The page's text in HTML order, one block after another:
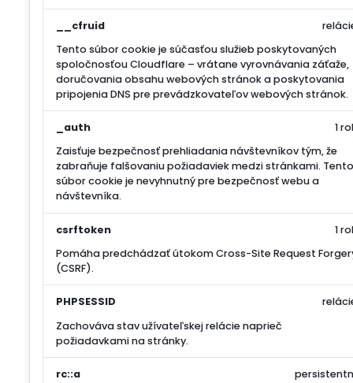
__cfruid
Tento súbor cookie je súčasťou služieb poskytovaných
spoločnosťou Cloudflare – vrátane vyrovnávania záťaže,
doručovania obsahu webových stránok a poskytovania
pripojenia DNS pre prevádzkovateľov webových stránok.
_auth
Zaisťuje bezpečnosť prehliadania návštevníkov tým, že
zabraňuje falšovaniu požiadaviek medzi stránkami. Tento
súbor cookie je nevyhnutný pre bezpečnosť webu a
návštevníka.
1
csrftoken
Pomáha predchádzať útokom Cross-Site Request
(CSRF).
1
PHPSESSID
Zachováva stav užívateľskej relácie naprieč
požiadavkami na stránky.
rc::a